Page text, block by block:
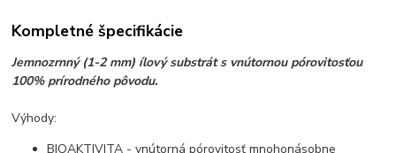
Kompletné špecifikácie
Jemnozrnný (1-2 mm) ílový substrát s vnútornou pórovitosťou
100% prírodného pôvodu.
Výhody:
BIOAKTIVITA - vnútorná pórovitosť mnohonásobne